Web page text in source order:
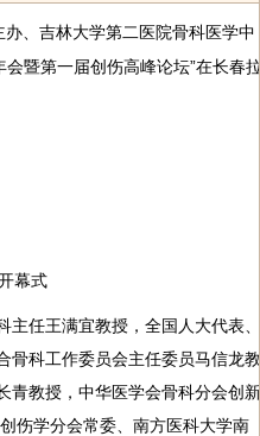
、吉林大学第二医院骨科医学中
暨第一届创伤高峰论坛”在长春拉
幕式
任王满宜教授，全国人大代表、
骨科工作委员会主任委员马信龙教
青教授，中华医学会骨科分会创新
伤学分会常委、南方医科大学南